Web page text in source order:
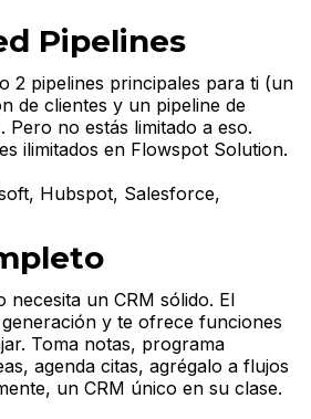
Pipelines
2 pipelines principales para ti (un
de clientes y un pipeline de
Pero no estás limitado a eso.
ilimitados en Flowspot Solution.
Hubspot, Salesforce,
necesita un CRM sólido. El
y te ofrece funciones
Toma notas, programa
agenda citas, agrégalo a flujos
un CRM único en su clase.